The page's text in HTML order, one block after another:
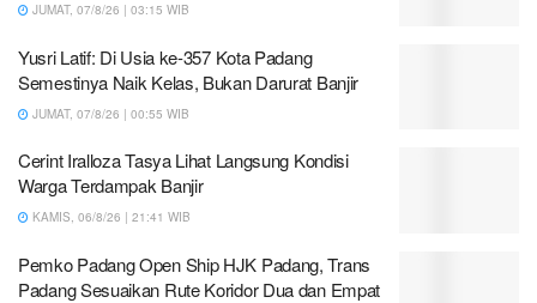
JUMAT, 07/8/26 | 03:15 WIB
Yusri Latif: Di Usia ke-357 Kota Padang
Semestinya Naik Kelas, Bukan Darurat Banjir
JUMAT, 07/8/26 | 00:55 WIB
Cerint Iralloza Tasya Lihat Langsung Kondisi
Warga Terdampak Banjir
KAMIS, 06/8/26 | 21:41 WIB
Pemko Padang Open Ship HJK Padang, Trans
Padang Sesuaikan Rute Koridor Dua dan Empat